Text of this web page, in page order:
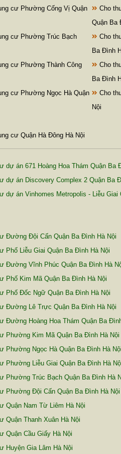
cư Phường Cống Vị Quận
Cho
Quận Ba
cư Phường Trúc Bạch
Cho
Ba Đình
cư Phường Thành Công
Cho
Ba Đình
cư Phường Ngọc Hà Quận
Cho
Nội
cư Quận Hà Đông Hà Nội
dự án 671 Hoàng Hoa Thám Quận Ba
dự án Discovery Complex 2 Quận Ba
dự án Vinhomes Metropolis - Liễu Giai
Đường Đội Cấn Quận Ba Đình Hà Nội
Phố Liễu Giai Quận Ba Đình Hà Nội
Đường Vĩnh Phúc Quận Ba Đình Hà
Phố Kim Mã Quận Ba Đình Hà Nội
Phố Đốc Ngữ Quận Ba Đình Hà Nội
Đường Lê Trực Quận Ba Đình Hà Nội
Đường Hoàng Hoa Thám Quận Ba
Phường Kim Mã Quận Ba Đình Hà Nội
Phường Ngọc Hà Quận Ba Đình Hà Nội
Phường Liễu Giai Quận Ba Đình Hà
Phường Trúc Bạch Quận Ba Đình Hà
Phường Đội Cấn Quận Ba Đình Hà Nội
Quận Nam Từ Liêm Hà Nội
Quận Thanh Xuân Hà Nội
Quận Cầu Giấy Hà Nội
Huyện Gia Lâm Hà Nội